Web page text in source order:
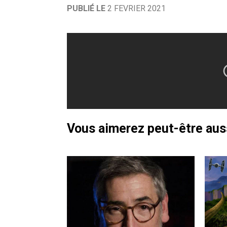
PUBLIÉ LE 2 FEVRIER 2021
Vous aimerez peut-être